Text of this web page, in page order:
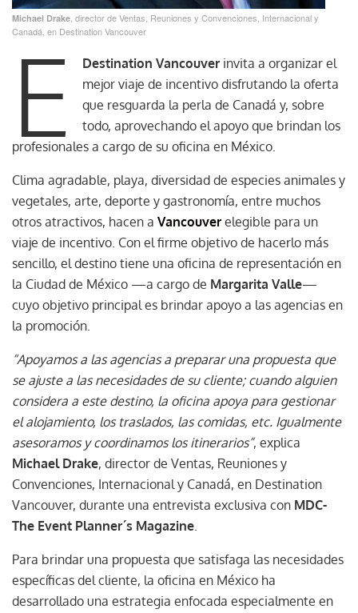
Michael Drake , director de Ventas, Reuniones y Convenciones, Internacional y
Canadá, en Destination Vancouver
E Destination Vancouver invita a organizar el
mejor viaje de incentivo disfrutando la oferta
que resguarda la perla de Canadá y, sobre
todo, aprovechando el apoyo que brindan los
profesionales a cargo de su oficina en México.
Clima agradable, playa, diversidad de especies animales y
vegetales, arte, deporte y gastronomía, entre muchos
otros atractivos, hacen a Vancouver elegible para un
viaje de incentivo. Con el firme objetivo de hacerlo más
sencillo, el destino tiene una oficina de representación en
la Ciudad de México —a cargo de Margarita Valle—
cuyo objetivo principal es brindar apoyo a las agencias en
la promoción.
“Apoyamos a las agencias a preparar una propuesta que
se ajuste a las necesidades de su cliente; cuando alguien
considera a este destino, la oficina apoya para gestionar
el alojamiento, los traslados, las comidas, etc. Igualmente
asesoramos y coordinamos los itinerarios”, explica
Michael Drake, director de Ventas, Reuniones y
Convenciones, Internacional y Canadá, en Destination
Vancouver, durante una entrevista exclusiva con MDC-
The Event Planner´s Magazine.
Para brindar una propuesta que satisfaga las necesidades
específicas del cliente, la oficina en México ha
desarrollado una estrategia enfocada especialmente en